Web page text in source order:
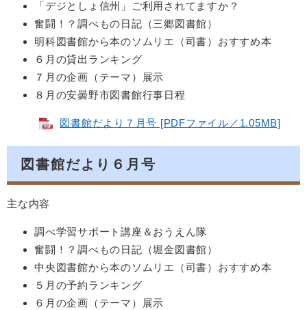
「デジとしょ信州」ご利用されてますか？
奮闘！？調べもの日記（三郷図書館）
明科図書館から本のソムリエ（司書）おすすめ本
６月の貸出ランキング
７月の企画（テーマ）展示
８月の安曇野市図書館行事日程
図書館だより７月号 [PDFファイル／1.05MB]
図書館だより６月号
主な内容
調べ学習サポート講座＆おうえん隊
奮闘！？調べもの日記（堀金図書館）
中央図書館から本のソムリエ（司書）おすすめ本
５月の予約ランキング
６月の企画（テーマ）展示